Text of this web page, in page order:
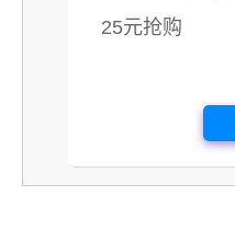
25元抢购